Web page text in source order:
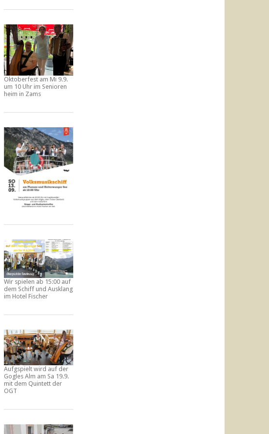
Oktoberfest am Mi 9.9.
um 10 Uhr im Senioren
heim in Zams
Wir spielen ab 15:00 auf
dem Schiff und Ausklang
im Hotel Fischer
Aufgspielt wird auf der
Gogles Alm am Sa 19.9.
mit dem Quintett der
OGT